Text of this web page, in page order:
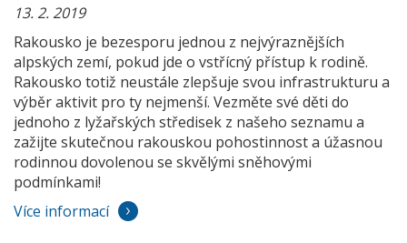
13. 2. 2019
Rakousko je bezesporu jednou z nejvýraznějších
alpských zemí, pokud jde o vstřícný přístup k rodině.
Rakousko totiž neustále zlepšuje svou infrastrukturu a
výběr aktivit pro ty nejmenší. Vezměte své děti do
jednoho z lyžařských středisek z našeho seznamu a
zažijte skutečnou rakouskou pohostinnost a úžasnou
rodinnou dovolenou se skvělými sněhovými
podmínkami!
Více informací